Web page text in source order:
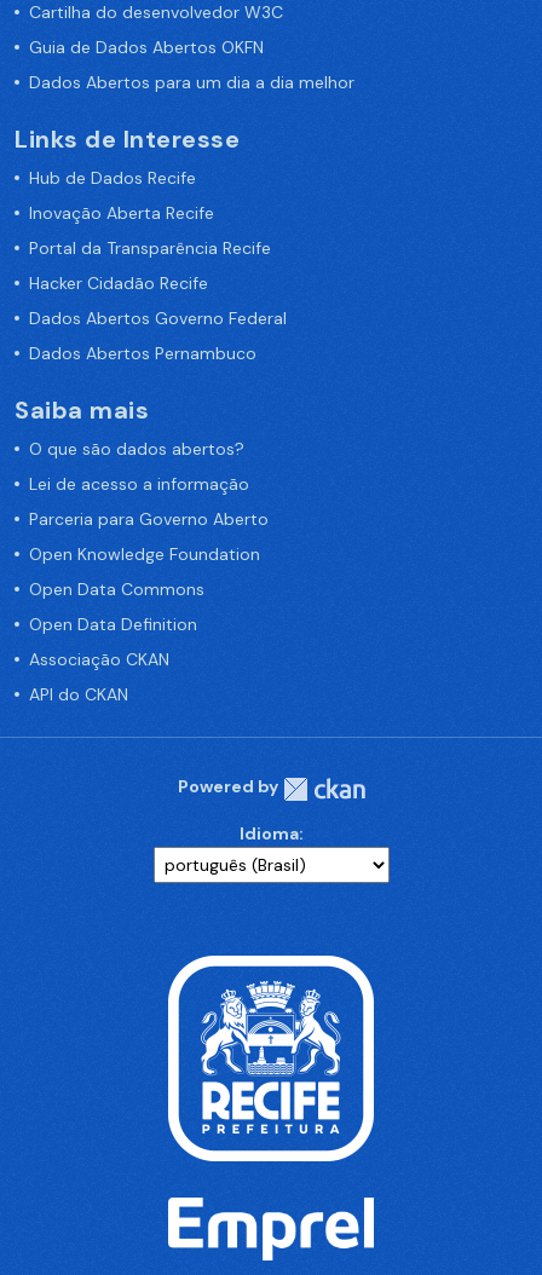
Cartilha do desenvolvedor W3C
Guia de Dados Abertos OKFN
Dados Abertos para um dia a dia melhor
Links de Interesse
Hub de Dados Recife
Inovação Aberta Recife
Portal da Transparência Recife
Hacker Cidadão Recife
Dados Abertos Governo Federal
Dados Abertos Pernambuco
Saiba mais
O que são dados abertos?
Lei de acesso a informação
Parceria para Governo Aberto
Open Knowledge Foundation
Open Data Commons
Open Data Definition
Associação CKAN
API do CKAN
Powered by
Idioma